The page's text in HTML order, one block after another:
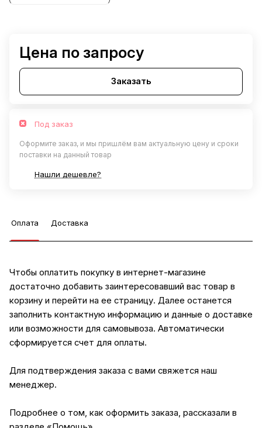
Цена по запросу
Заказать
Под заказ
Оформите заказ, и мы пришлём вам актуальную цену и сроки
поставки на данный товар
Нашли дешевле?
Оплата Доставка
Чтобы оплатить покупку в интернет-магазине
достаточно добавить заинтересовавший вас товар в
корзину и перейти на ее страницу. Далее останется
заполнить контактную информацию и данные о доставке
или возможности для самовывоза. Автоматически
сформируется счет для оплаты.
Для подтверждения заказа с вами свяжется наш
менеджер.
Подробнее о том, как оформить заказа, рассказали в